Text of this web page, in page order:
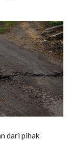
dari pihak